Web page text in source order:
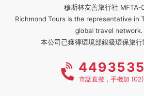
穆斯林友善旅行社 MFTA-
Richmond Tours is the representative in
global travel network.
本公司已獲得環境部銀級環保旅
4493535
市話直撥，手機加 (02)